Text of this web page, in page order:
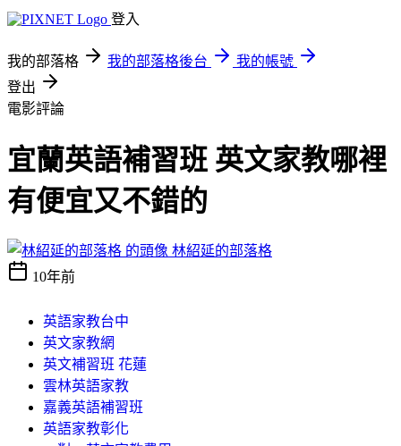
登入
我的部落格 我的部落格後台
我的帳號
登出
電影評論
宜蘭英語補習班 英文家教哪裡
有便宜又不錯的
林紹延的部落格
10年前
英語家教台中
英文家教網
英文補習班 花蓮
雲林英語家教
嘉義英語補習班
英語家教彰化